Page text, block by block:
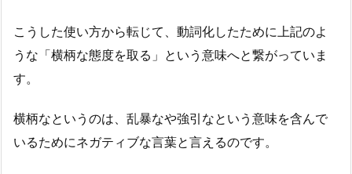
こうした使い方から転じて、動詞化したために上記のよ
うな「横柄な態度を取る」という意味へと繋がっていま
す。
横柄なというのは、乱暴なや強引なという意味を含んで
いるためにネガティブな言葉と言えるのです。